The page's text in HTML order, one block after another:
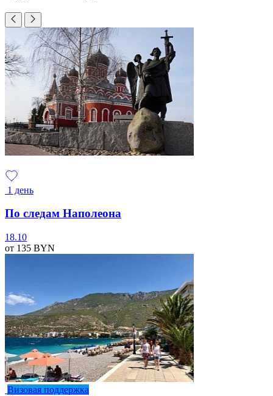
1 день
По следам Наполеона
18.10
от 135 BYN
Визовая поддержка